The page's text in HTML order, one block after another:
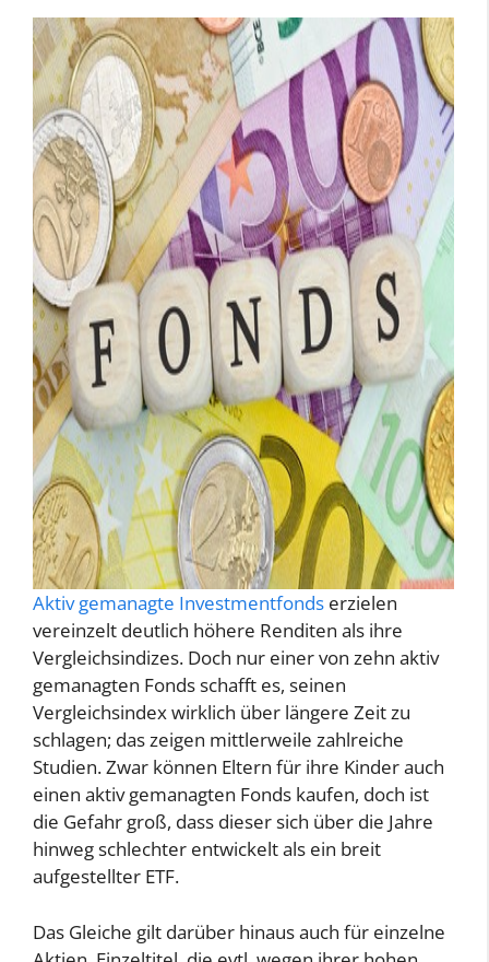
Aktiv gemanagte Investmentfonds erzielen
vereinzelt deutlich höhere Renditen als ihre
Vergleichsindizes. Doch nur einer von zehn aktiv
gemanagten Fonds schafft es, seinen
Vergleichsindex wirklich über längere Zeit zu
schlagen; das zeigen mittlerweile zahlreiche
Studien. Zwar können Eltern für ihre Kinder auch
einen aktiv gemanagten Fonds kaufen, doch ist
die Gefahr groß, dass dieser sich über die Jahre
hinweg schlechter entwickelt als ein breit
aufgestellter ETF.
Das Gleiche gilt darüber hinaus auch für einzelne